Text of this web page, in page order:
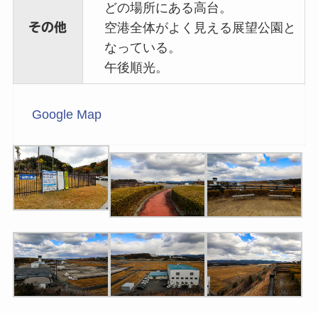
その他
どの場所にある高台。
空港全体がよく見える展望公園と
なっている。
午後順光。
Google Map